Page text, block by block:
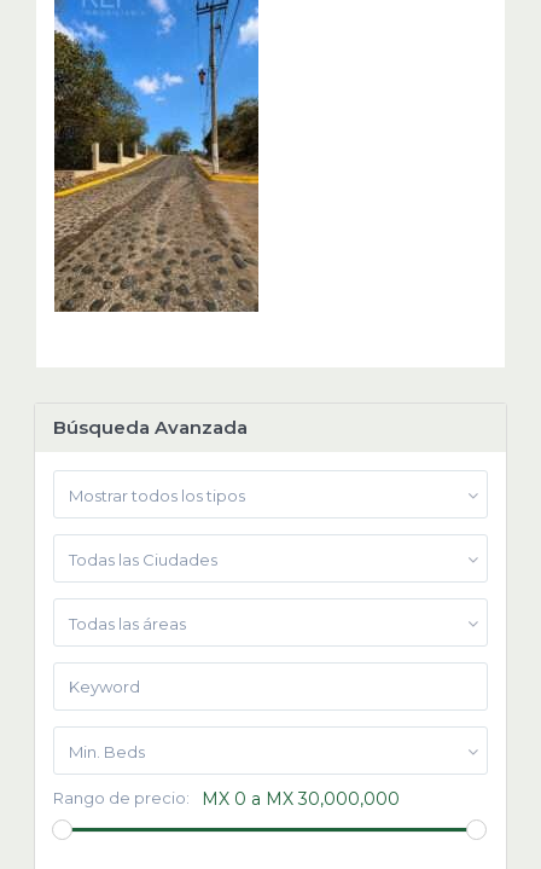
Búsqueda Avanzada
Mostrar todos los tipos
Todas las Ciudades
Todas las áreas
Min. Beds
Rango de precio: MX 0 a MX 30,000,000